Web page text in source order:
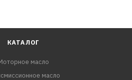
КАТАЛОГ
масло
масло